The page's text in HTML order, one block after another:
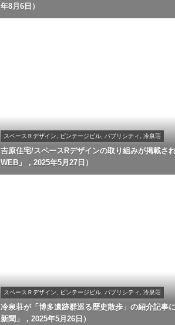
年8月6日）
スペースＲデザイン, ビンテージビル, パブリシティ, 冷泉荘
吉原住宅/スペースRデザインの取り組みが掲載さ
WEB」，2025年5月27日）
スペースＲデザイン, ビンテージビル, パブリシティ, 冷泉荘
冷泉荘が「博多遺跡群巡る歴史散歩」の紹介記事
新聞」，2025年5月26日）